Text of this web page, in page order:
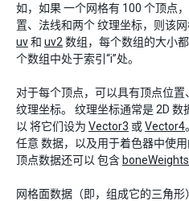
如，如果 一个网格有 100 个顶点
置、法线和两个 纹理坐标，则该
uv和 uv2 数组，每个数组的大小
个数组中处于索引“i”处。
对于每个顶点，可以具有顶点位
纹理坐标。 纹理坐标通常是 2D 数
以 将它们设为 Vector3 或Vector4
任意 数据，以及用于着色器中使
顶点数据还可以 包含 boneWeights
网格面数据（即，组成它的三角